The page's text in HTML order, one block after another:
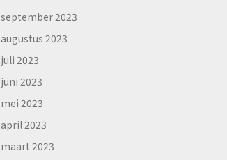
september 2023
augustus 2023
juli 2023
juni 2023
mei 2023
april 2023
maart 2023